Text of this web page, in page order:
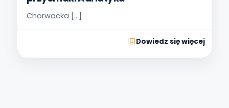
Chorwacka […]
Dowiedz się więcej